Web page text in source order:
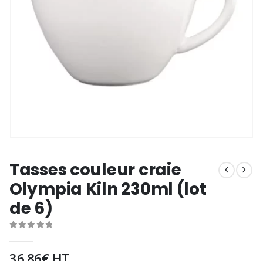
Tasses couleur craie
Olympia Kiln 230ml (lot
de 6)